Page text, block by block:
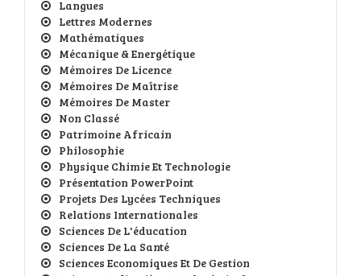
Langues
Lettres Modernes
Mathématiques
Mécanique & Energétique
Mémoires De Licence
Mémoires De Maîtrise
Mémoires De Master
Non Classé
Patrimoine Africain
Philosophie
Physique Chimie Et Technologie
Présentation PowerPoint
Projets Des Lycées Techniques
Relations Internationales
Sciences De L'éducation
Sciences De La Santé
Sciences Economiques Et De Gestion